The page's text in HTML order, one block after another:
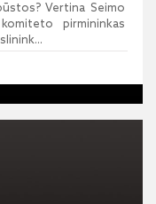
Vertina Seimo
pirmininkas